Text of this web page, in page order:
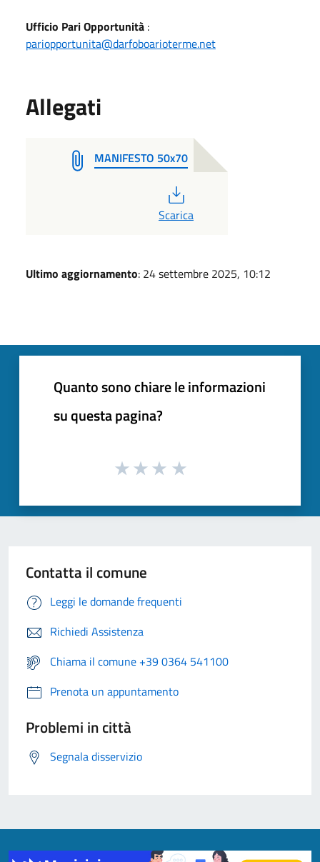
Ufficio Pari Opportunità :
pariopportunita@darfoboarioterme.net
Allegati
MANIFESTO 50x70
Scarica
Ultimo aggiornamento: 24 settembre 2025, 10:12
Quanto sono chiare le informazioni
su questa pagina?
Contatta il comune
Leggi le domande frequenti
Richiedi Assistenza
Chiama il comune +39 0364 541100
Prenota un appuntamento
Problemi in città
Segnala disservizio